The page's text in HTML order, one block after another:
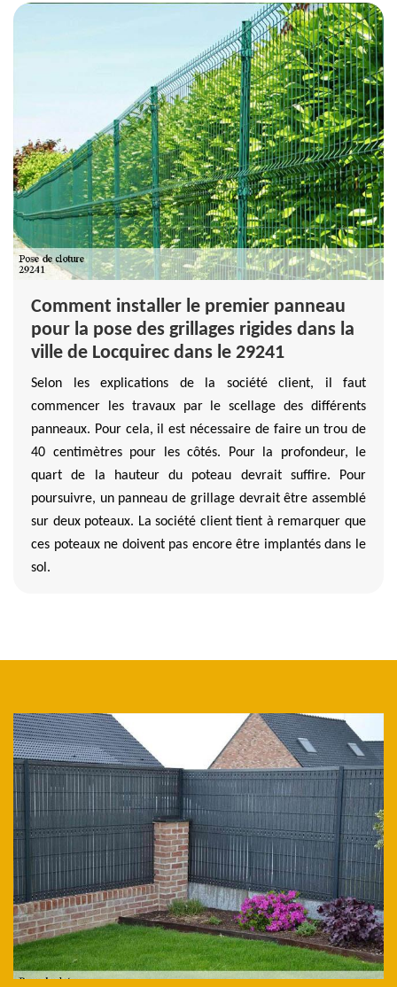
Comment installer le premier panneau
pour la pose des grillages rigides dans la
ville de Locquirec dans le 29241
Selon les explications de la société client, il faut
commencer les travaux par le scellage des différents
panneaux. Pour cela, il est nécessaire de faire un trou de
40 centimètres pour les côtés. Pour la profondeur, le
quart de la hauteur du poteau devrait suffire. Pour
poursuivre, un panneau de grillage devrait être assemblé
sur deux poteaux. La société client tient à remarquer que
ces poteaux ne doivent pas encore être implantés dans le
sol.